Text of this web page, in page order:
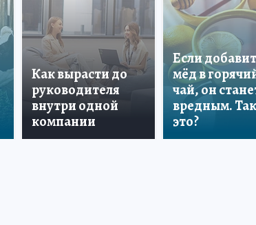
Как вырасти до
руководителя
внутри одной
компании
Если
мёд в
чай, он
вредным.
это?